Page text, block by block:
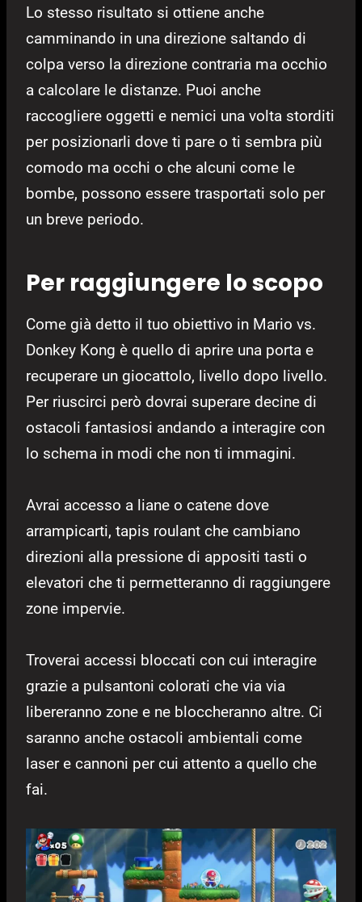
Lo stesso risultato si ottiene anche
camminando in una direzione saltando di
colpa verso la direzione contraria ma occhio
a calcolare le distanze. Puoi anche
raccogliere oggetti e nemici una volta storditi
per posizionarli dove ti pare o ti sembra più
comodo ma occhi o che alcuni come le
bombe, possono essere trasportati solo per
un breve periodo.
Per raggiungere lo scopo
Come già detto il tuo obiettivo in Mario vs.
Donkey Kong è quello di aprire una porta e
recuperare un giocattolo, livello dopo livello.
Per riuscirci però dovrai superare decine di
ostacoli fantasiosi andando a interagire con
lo schema in modi che non ti immagini.
Avrai accesso a liane o catene dove
arrampicarti, tapis roulant che cambiano
direzioni alla pressione di appositi tasti o
elevatori che ti permetteranno di raggiungere
zone impervie.
Troverai accessi bloccati con cui interagire
grazie a pulsantoni colorati che via via
libereranno zone e ne bloccheranno altre. Ci
saranno anche ostacoli ambientali come
laser e cannoni per cui attento a quello che
fai.